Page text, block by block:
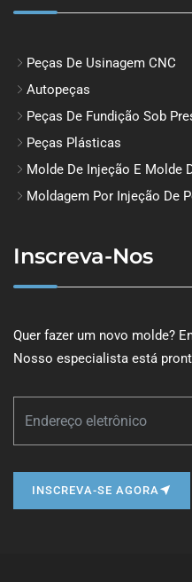
Peças De Usinagem CNC
Autopeças
Peças De Fundição Sob
Peças Plásticas
Molde De Injeção E Molde
Moldagem Por Injeção De
Inscreva-Nos
Quer fazer um novo molde?
Nosso especialista está
INSCREVA-SE AGORA